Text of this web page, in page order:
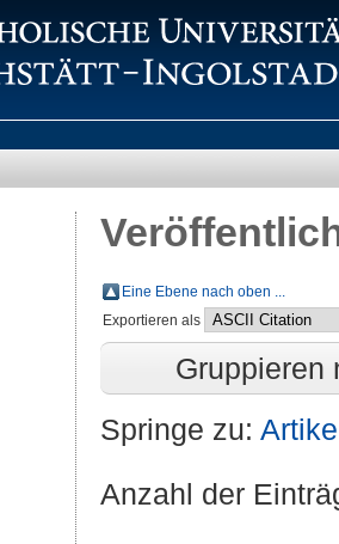
Eine Ebene nach oben ...
Exportieren als
Gruppieren
Springe zu:
Anzahl der